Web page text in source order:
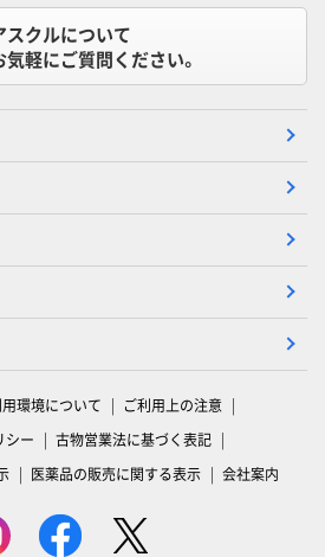
スクルについて
気軽にご質問ください。
用環境について
ご利用上の注意
シー
古物営業法に基づく表記
医薬品の販売に関する表示 会社案内